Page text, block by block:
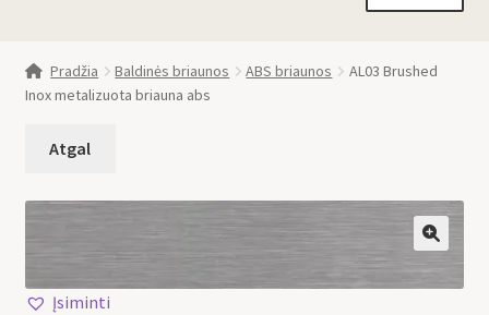
Parduotuvė
Apie mus
Profilis
Pradžia Baldinės briaunos ABS briaunos
AL03 Brushed
Inox metalizuota briauna abs
Įsiminti